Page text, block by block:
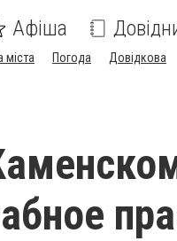
Афіша
міста Погода Довідкова